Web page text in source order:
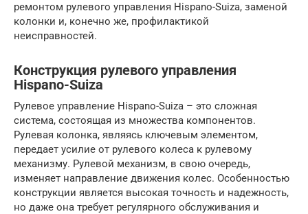
ремонтом рулевого управления Hispano-Suiza, заменой
колонки и, конечно же, профилактикой
неисправностей.
Конструкция рулевого управления
Hispano-Suiza
Рулевое управление Hispano-Suiza – это сложная
система, состоящая из множества компонентов.
Рулевая колонка, являясь ключевым элементом,
передает усилие от рулевого колеса к рулевому
механизму. Рулевой механизм, в свою очередь,
изменяет направление движения колес. Особенностью
конструкции является высокая точность и надежность,
но даже она требует регулярного обслуживания и